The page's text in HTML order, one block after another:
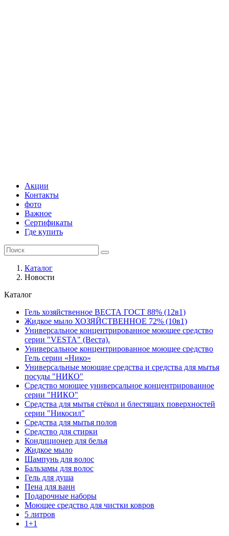
Акции
Контакты
фото
Важное
Сертификаты
Где купить
Каталог
Новости
Каталог
Гель хозяйственное ВЕСТА ГОСТ 88% (12в1)
Жидкое мыло ХОЗЯЙСТВЕННОЕ 72% (10в1)
Универсальное концентрированное моющее средство
серии "VESTA" (Веста).
Универсальное концентрированное моющее средство
Гель серии «Нико»
Универсальные моющие средства и средства для мытья
посуды "НИКО"
Средство моющее универсальное концентрированное
серии "НИКО"
Средства для мытья стёкол и блестящих поверхностей
серии "Никосил"
Средства для мытья полов
Средство для стирки
Кондиционер для белья
Жидкое мыло
Шампунь для волос
Бальзамы для волос
Гель для душа
Пена для ванн
Подарочные наборы
Моющее средство для чистки ковров
5 литров
1+1